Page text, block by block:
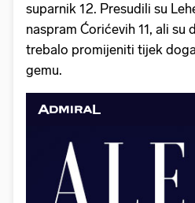
suparnik 12. Presudili su
naspram Ćorićevih 11, ali su
trebalo promijeniti tijek
gemu.